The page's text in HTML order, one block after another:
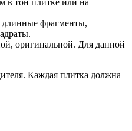
в тон плитке или на
длинные фрагменты,
оригинальной. Для данной
Каждая плитка должна